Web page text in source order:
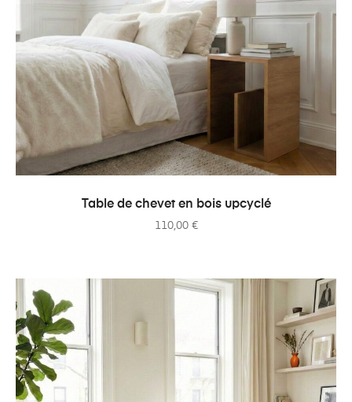
AJOUTER AU PANIER
Table de chevet en bois upcyclé
110,00 €